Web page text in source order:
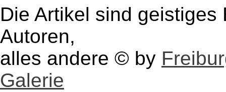
Die Artikel sind
Autoren,
alles andere © by
Galerie